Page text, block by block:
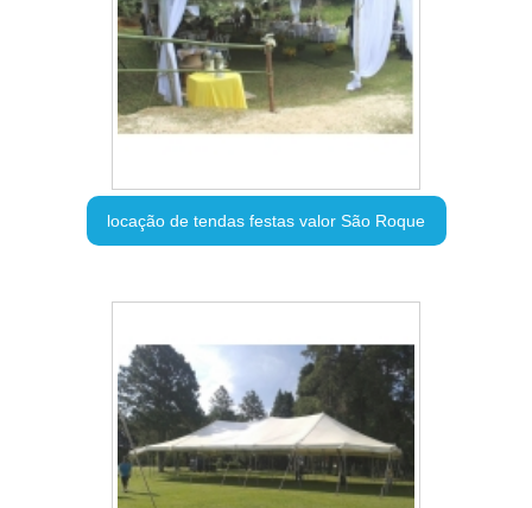
locação de tendas festas valor São Roque